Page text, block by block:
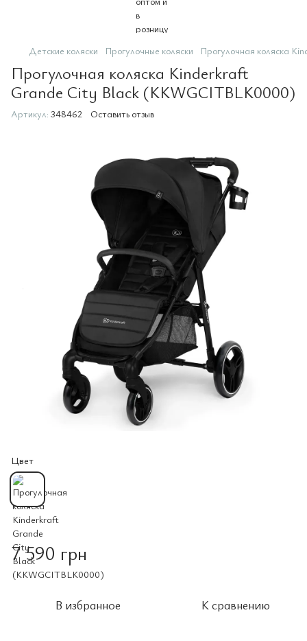
Детские коляски Прогулочные коляски Прогулочная коляска
Прогулочная коляска Kinderkraft
Grande City Black (KKWGCITBLK0000)
Артикул: 348462 Оставить отзыв
Цвет
7 590 грн
В избранное К сравнению